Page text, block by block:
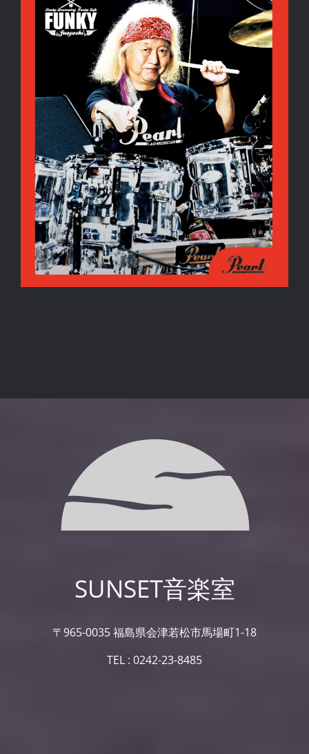
SUNSET音楽室
〒965-0035 福島県会津若松市馬場町1-18
TEL : 0242-23-8485